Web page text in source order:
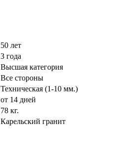
50 лет
3 года
Высшая категория
Все стороны
Техническая (1-10 мм.)
от 14 дней
78 кг.
Карельский гранит